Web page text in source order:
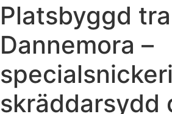
Platsbyggd
Dannemora –
skräddarsydd